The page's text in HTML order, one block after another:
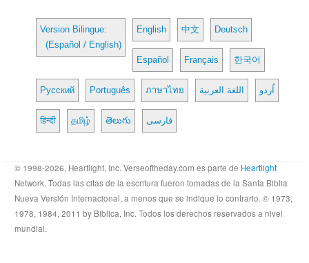
Version Bilingue:
(Español / English)
English 中文 Deutsch
Español Français 한국어
Русский Português ภาษาไทย اللغة العربية اُردو
हिन्दी தமிழ் తెలుగు فارسی
© 1998-2026, Heartlight, Inc. Verseoftheday.com es parte de Heartlight
Network. Todas las citas de la escritura fueron tomadas de la Santa Biblia
Nueva Versión Internacional, a menos que se indique lo contrario. © 1973,
1978, 1984, 2011 by Biblica, Inc. Todos los derechos reservados a nivel
mundial.